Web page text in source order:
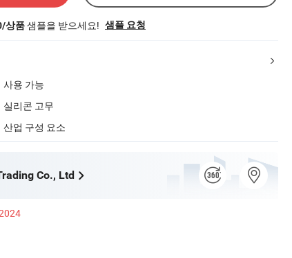
상품샘플을 받으세요! 샘플 요청
사용 가능
실리콘 고무
산업 구성 요소
Co., Ltd